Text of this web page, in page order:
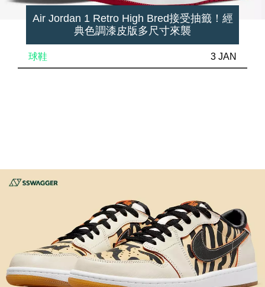
Air Jordan 1 Retro High Bred接受抽籤！經
典色調漆皮版多尺寸來襲
球鞋 3 JAN